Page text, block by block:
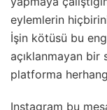
eylemlerin
İşin kötüsü bu
açıklanmayan bir
platforma
Instagram bu